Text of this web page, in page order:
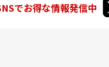
でお得な情報発信中